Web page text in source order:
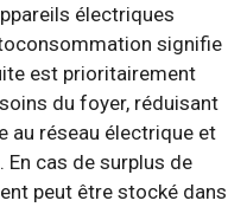
électriques
signifie
est prioritairement
du foyer, réduisant
au réseau électrique et
cas de surplus de
peut être stocké dans